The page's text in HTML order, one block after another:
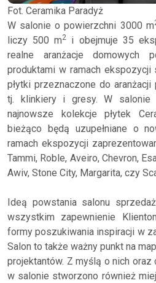
Fot. Ceramika Paradyż
W salonie o powierzchni 3000 m
liczy 500 m2
i obejmuje 35
realne aranżacje domowych
produktami w ramach ekspozycji
płytki przeznaczone do
tj. klinkiery i gresy. W salonie
najnowsze kolekcje płytek
bieżąco będą uzupełniane o
ramach ekspozycji
Tammi, Roble, Aveiro, Chevron,
Awiv, Stone City, Margarita, czy
Ideą powstania salonu
wszystkim zapewnienie
formy poszukiwania inspiracji w
Salon to także ważny punkt na
projektantów. Z myślą o nich
w salonie stworzono również